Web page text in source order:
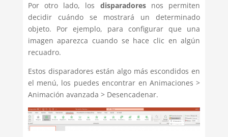
Por otro lado, los disparadoresnos permiten
decidir cuándo se mostrará un determinado
objeto. Por ejemplo, para configurar que una
imagen aparezca cuando se hace clic en algún
recuadro.
Estos disparadores están algo más escondidos en
el menú, los puedes encontrar en Animaciones >
Animación avanzada > Desencadenar.